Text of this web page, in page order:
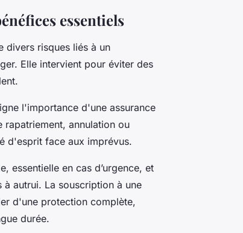
essentiels
divers risques liés à un
Elle intervient pour éviter des
l'importance d'une assurance
rapatriement, annulation ou
d'esprit face aux imprévus.
essentielle en cas d’urgence, et
autrui. La souscription à une
d'une protection complète,
durée.